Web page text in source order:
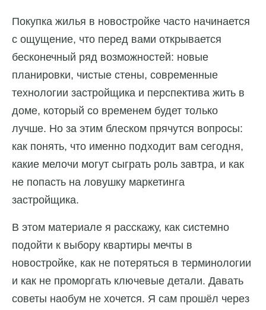
Покупка жилья в новостройке часто начинается
с ощущение, что перед вами открывается
бесконечный ряд возможностей: новые
планировки, чистые стены, современные
технологии застройщика и перспектива жить в
доме, который со временем будет только
лучше. Но за этим блеском прячутся вопросы:
как понять, что именно подходит вам сегодня,
какие мелочи могут сыграть роль завтра, и как
не попасть на ловушку маркетинга
застройщика.
В этом материале я расскажу, как системно
подойти к выбору квартиры мечты в
новостройке, как не потеряться в терминологии
и как не проморгать ключевые детали. Давать
советы наобум не хочется. Я сам прошёл через